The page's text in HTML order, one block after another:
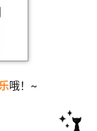
哦！~